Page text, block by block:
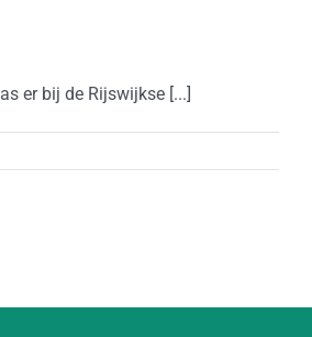
er bij de Rijswijkse [...]